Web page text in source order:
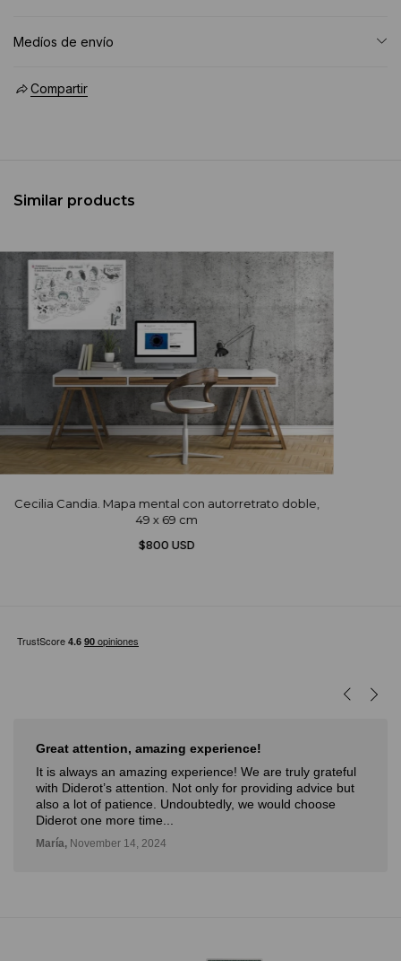
Medíos de envío
Compartir
Similar products
Cecilia Candia. Mapa mental con autorretrato doble,
49 x 69 cm
$800 USD
Great attention, amazing experience!
It is always an amazing experience! We are truly grateful
with Diderot’s attention. Not only for providing advice but
also a lot of patience. Undoubtedly, we would choose
Diderot one more time...
María, November 14, 2024